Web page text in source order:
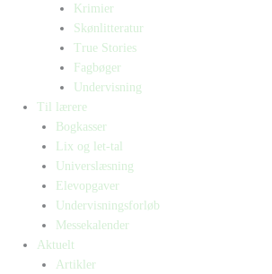
Krimier
Skønlitteratur
True Stories
Fagbøger
Undervisning
Til lærere
Bogkasser
Lix og let-tal
Universlæsning
Elevopgaver
Undervisningsforløb
Messekalender
Aktuelt
Artikler